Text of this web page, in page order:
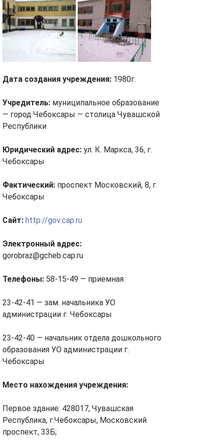
Дата создания учреждения: 1980г.
Учредитель: муниципальное образование
— город Чебоксары — столица Чувашской
Республики
Юридический адрес: ул. К. Маркса, 36, г.
Чебоксары
Фактический: проспект Московский, 8, г.
Чебоксары
Сайт: http://gov.cap.ru
Электронный адрес:
gorobraz@gcheb.cap.ru
Телефоны: 58-15-49 — приемная
23-42-41 — зам. начальника УО
администрации г. Чебоксары
23-42-40 — начальник отдела дошкольного
образования УО администрации г.
Чебоксары
Место нахождения учреждения:
Первое здание: 428017, Чувашская
Республика, г.Чебоксары, Московский
проспект, 33Б;